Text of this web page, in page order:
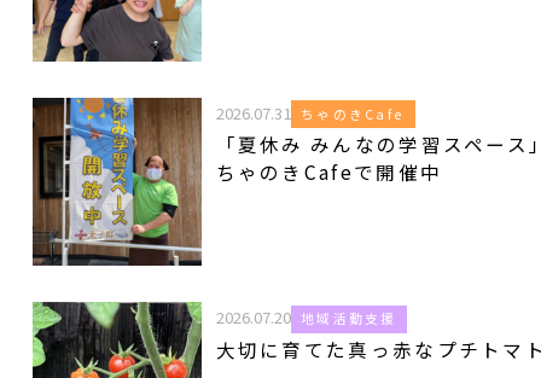
2026.07.31 ちゃのきCafe
「夏休み みんなの学習スペース
ちゃのきCafeで開催中
2026.07.20 地域活動支援
大切に育てた真っ赤なプチトマ